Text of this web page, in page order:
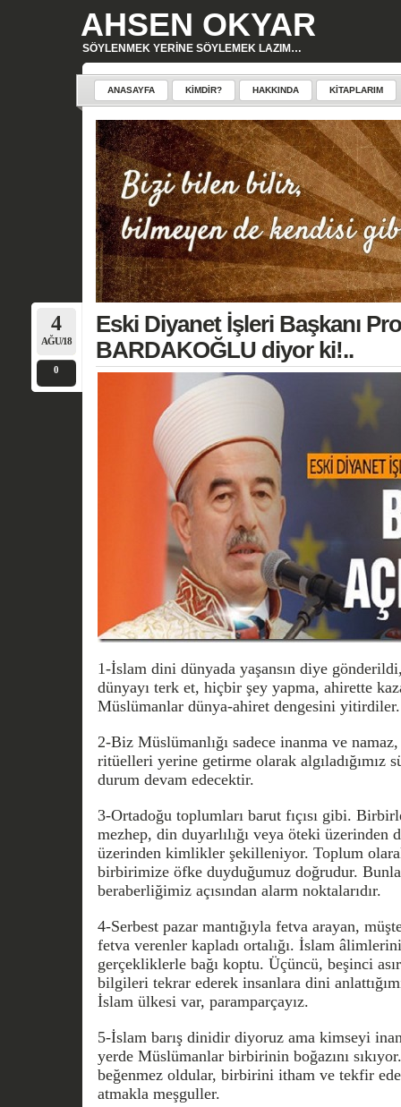
AHSEN OKYAR
SÖYLENMEK YERINE SÖYLEMEK LAZIM…
ANASAYFA KIMDIR? HAKKINDA KITAPLARIM
4
AĞU/18
0
Eski Diyanet İşleri Başkanı
BARDAKOĞLU diyor ki!..
1-İslam dini dünyada yaşansın diye
dünyayı terk et, hiçbir şey yapma, ahirette
Müslümanlar dünya-ahiret dengesini yitirdiler.
2-Biz Müslümanlığı sadece inanma ve
ritüelleri yerine getirme olarak algıladığımız
durum devam edecektir.
3-Ortadoğu toplumları barut fıçısı gibi.
mezhep, din duyarlılığı veya öteki üzerinden
üzerinden kimlikler şekilleniyor. Toplum olarak
birbirimize öfke duyduğumuz doğrudur.
beraberliğimiz açısından alarm noktalarıdır.
4-Serbest pazar mantığıyla fetva arayan,
fetva verenler kapladı ortalığı. İslam
gerçekliklerle bağı koptu. Üçüncü, beşinci
bilgileri tekrar ederek insanlara dini
İslam ülkesi var, paramparçayız.
5-İslam barış dinidir diyoruz ama kimseyi
yerde Müslümanlar birbirinin boğazını
beğenmez oldular, birbirini itham ve tekfir
atmakla meşguller.